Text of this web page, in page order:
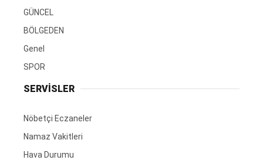
GÜNCEL
BÖLGEDEN
Genel
SPOR
SERVİSLER
Nöbetçi Eczaneler
Namaz Vakitleri
Hava Durumu